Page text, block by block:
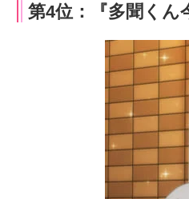
第4位：『多聞くん